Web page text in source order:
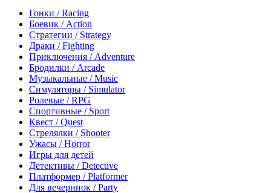
Гонки / Racing
Боевик / Action
Стратегии / Strategy
Драки / Fighting
Приключения / Adventure
Бродилки / Arcade
Музыкальные / Music
Симуляторы / Simulator
Ролевые / RPG
Спортивные / Sport
Квест / Quest
Стрелялки / Shooter
Ужасы / Horror
Игры для детей
Детективы / Detective
Платформер / Platformer
Для вечеринок / Party